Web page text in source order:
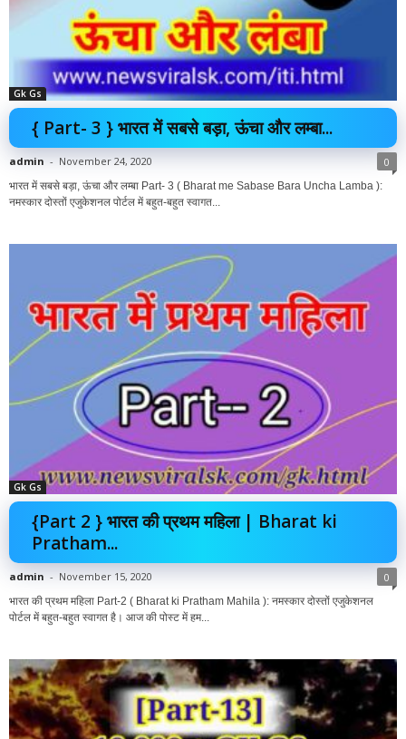
Gk Gs
{ Part- 3 } भारत में सबसे बड़ा, ऊंचा और लम्बा...
admin - November 24, 2020 0
भारत में सबसे बड़ा, ऊंचा और लम्बा Part- 3 ( Bharat me Sabase Bara Uncha Lamba ):
नमस्कार दोस्तों एजुकेशनल पोर्टल में बहुत-बहुत स्वागत...
Gk Gs
{Part 2 } भारत की प्रथम महिला | Bharat ki
Pratham...
admin - November 15, 2020 0
भारत की प्रथम महिला Part-2 ( Bharat ki Pratham Mahila ): नमस्कार दोस्तों एजुकेशनल
पोर्टल में बहुत-बहुत स्वागत है। आज की पोस्ट में हम...